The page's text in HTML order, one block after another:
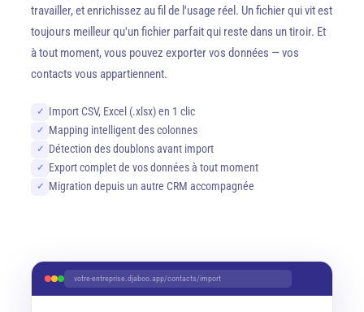
travailler, et enrichissez au fil de l'usage réel. Un fichier qui vit est
toujours meilleur qu'un fichier parfait qui reste dans un tiroir. Et
à tout moment, vous pouvez exporter vos données — vos
contacts vous appartiennent.
✓ Import CSV, Excel (.xlsx) en 1 clic
✓ Mapping intelligent des colonnes
✓ Détection des doublons avant import
✓ Export complet de vos données à tout moment
✓ Migration depuis un autre CRM accompagnée
votre-entreprise.djaboo.app/contacts/import